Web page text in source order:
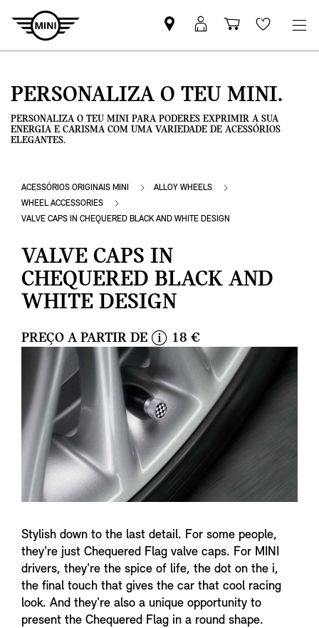
Pesquisar
parceiro
Iniciar
sessão
Carrinho
de
Wishlist
PERSONALIZA O TEU MINI.
PERSONALIZA O TEU MINI PARA PODERES EXPRIMIR A SUA
ENERGIA E CARISMA COM UMA VARIEDADE DE ACESSÓRIOS
ELEGANTES.
ACESSÓRIOS ORIGINAIS MINI
ALLOY WHEELS
WHEEL ACCESSORIES
VALVE CAPS IN CHEQUERED BLACK AND WHITE DESIGN
VALVE CAPS IN
CHEQUERED BLACK AND
WHITE DESIGN
PREÇO A PARTIR DE
f
o
18 €
Stylish down to the last detail. For some people,
they're just Chequered Flag valve caps. For MINI
drivers, they're the spice of life, the dot on the i,
the final touch that gives the car that cool racing
look. And they're also a unique opportunity to
present the Chequered Flag in a round shape.